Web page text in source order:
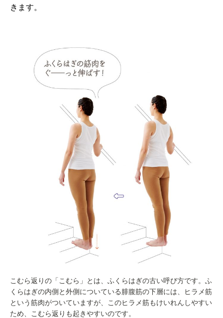
きます。
こむら返りの「こむら」とは、ふくらはぎの古い呼び方です。ふ
くらはぎの内側と外側についている腓腹筋の下層には、ヒラメ筋
という筋肉がついていますが、このヒラメ筋もけいれんしやすい
ため、こむら返りも起きやすいのです。